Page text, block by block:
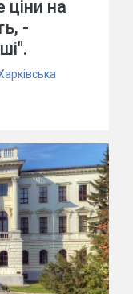
ціни на
-